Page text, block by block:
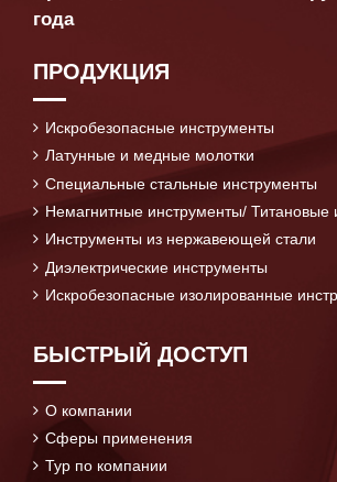
года
ПРОДУКЦИЯ
Искробезопасные инструменты
Латунные и медные молотки
Специальные стальные инструменты
Немагнитные инструменты/ Титановые
Инструменты из нержавеющей стали
Диэлектрические инструменты
Искробезопасные изолированные
БЫСТРЫЙ ДОСТУП
О компании
Сферы применения
Тур по компании